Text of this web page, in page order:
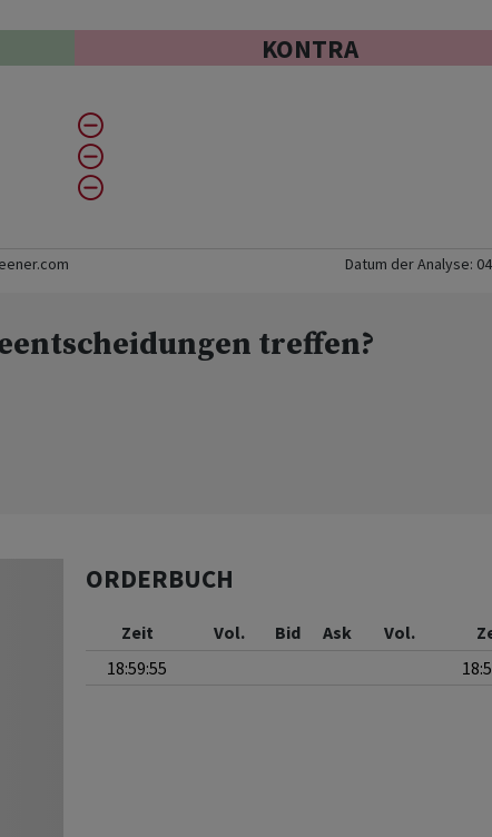
KONTRA
Datum der Analyse:
treffen?
ORDERBUCH
Zeit Vol. Bid Ask Vol.
18:59:55